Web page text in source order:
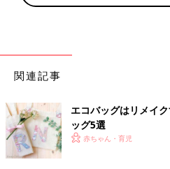
関連記事
エコバッグはリメイ
ッグ5選
赤ちゃん・育児